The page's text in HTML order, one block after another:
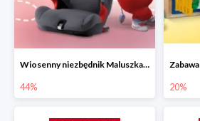
Wiosenny niezbędnik Maluszka w Mall.pl do -44%
44% 20%